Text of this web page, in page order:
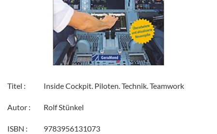
Titel : Inside Cockpit. Piloten. Technik. Teamwork
Autor : Rolf Stünkel
ISBN : 9783956131073